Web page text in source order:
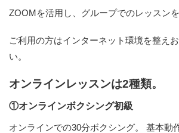
ZOOMを活用し、グループでのレッスンを
ご利用の方はインターネット環境を整え
い。
オンラインレッスンは2種類。
①オンラインボクシング初級
オンラインでの30分ボクシング。 基本動